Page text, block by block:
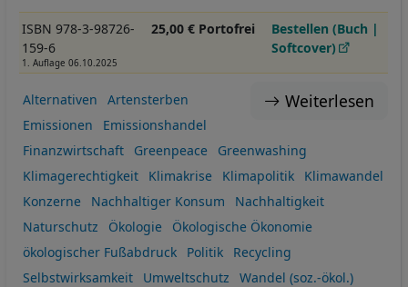
ISBN 978-3-98726-
159-6
1. Auflage 06.10.2025
25,00 € Portofrei
Bestellen (Buch |
Softcover)
Weiterlesen
Alternativen
Artensterben
Emissionen
Emissionshandel
Finanzwirtschaft
Greenpeace
Greenwashing
Klimagerechtigkeit
Klimakrise Klimapolitik
Klimawandel
Konzerne
Nachhaltiger Konsum
Nachhaltigkeit
Naturschutz
Ökologie
Ökologische Ökonomie
ökologischer Fußabdruck
Politik
Recycling
Selbstwirksamkeit
Umweltschutz
Wandel (soz.-ökol.)